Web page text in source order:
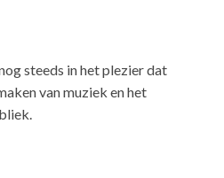
steeds in het plezier dat
van muziek en het